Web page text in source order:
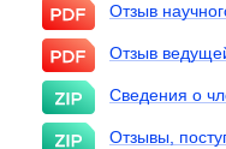
Отзыв
Отзыв
Сведения о
Отзывы,